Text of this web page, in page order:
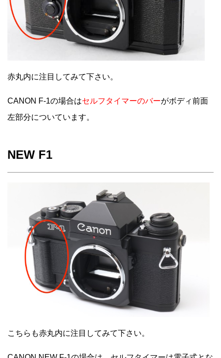
赤丸内に注目してみて下さい。
CANON F-1の場合はセルフタイマーのバーがボディ前面
左部分についています。
NEW F1
こちらも赤丸内に注目してみて下さい。